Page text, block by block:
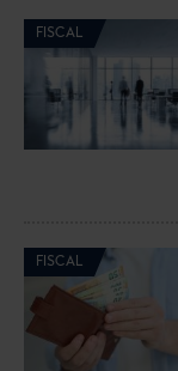
FISCAL
FISCAL